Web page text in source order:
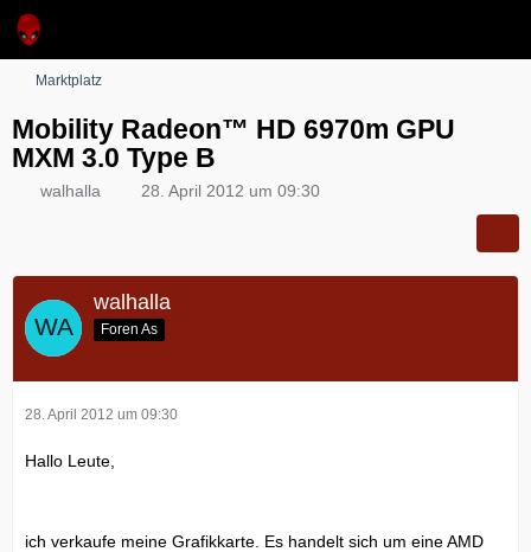
Marktplatz
Mobility Radeon™ HD 6970m GPU
MXM 3.0 Type B
walhalla 28. April 2012 um 09:30
walhalla
Foren As
28. April 2012 um 09:30
Hallo Leute,
ich verkaufe meine Grafikkarte. Es handelt sich um eine AMD